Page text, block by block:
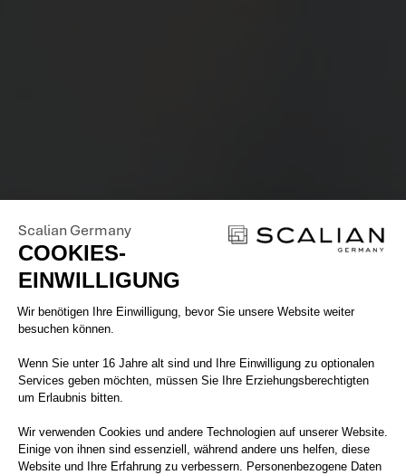
Scalian Germany
COOKIES-
EINWILLIGUNG
Einwilligungsmanagementplattform:
Wir benötigen Ihre Einwilligung, bevor Sie unsere Website weiter
besuchen können.
Wenn Sie unter 16 Jahre alt sind und Ihre Einwilligung zu optionalen
Services geben möchten, müssen Sie Ihre Erziehungsberechtigten
um Erlaubnis bitten.
Wir verwenden Cookies und andere Technologien auf unserer Website.
Einige von ihnen sind essenziell, während andere uns helfen, diese
Website und Ihre Erfahrung zu verbessern. Personenbezogene Daten